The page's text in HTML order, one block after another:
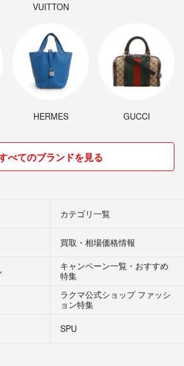
VUITTON
HERMES GUCCI
べてのブランドを見る
カテゴリ一覧
買取・相場価格情報
キャンペーン一覧・おすすめ
特集
ラクマ公式ショップ ファッシ
ョン特集
SPU